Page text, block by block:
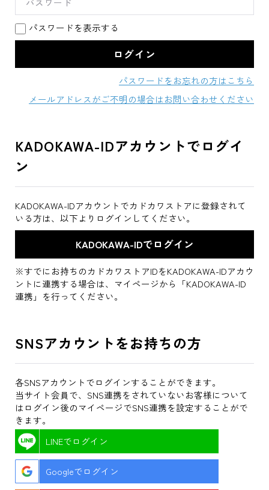
パスワードを表示する
パスワードをお忘れの方はこちら
メールアドレスがご不明の場合はお問い合わせください
KADOKAWA-IDアカウントでログイ
ン
KADOKAWA-IDアカウントでカドカワストアに登録されて
いる方は、以下よりログインしてください。
※すでにお持ちのカドカワストアIDをKADOKAWA-IDアカウ
ントに連携する場合は、マイページから「KADOKAWA-ID
連携」を行ってください。
SNSアカウントをお持ちの方
各SNSアカウントでログインすることができます。
当サイト会員で、SNS連携をされていないお客様について
はログイン後のマイページでSNS連携を設定することがで
きます。
LINEでログイン
Googleでログイン